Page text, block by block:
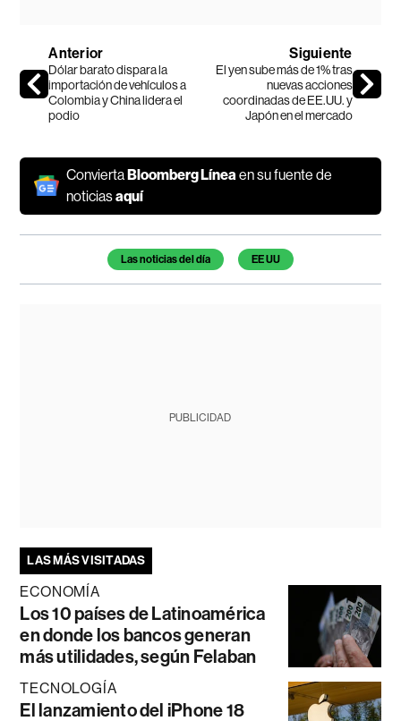
Anterior
Dólar barato dispara la
importación de vehículos a
Colombia y China lidera el
podio
Siguiente
El yen sube más de 1% tras
nuevas acciones
coordinadas de EE.UU. y
Japón en el mercado
ConviertaBloomberg Línea en su fuente de
noticiasaquí
Temas de este artículo
Las noticias del día EE UU
PUBLICIDAD
LAS MÁS VISITADAS
ECONOMÍA
Los 10 países de Latinoamérica
en donde los bancos generan
más utilidades, según Felaban
TECNOLOGÍA
El lanzamiento del iPhone 18